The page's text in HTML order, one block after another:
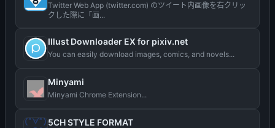
Twitter Web App (twitter.com) のツイート内画像を右クリッ
クした際に「画...
Illust Downloader EX for pixiv.net
You can easily download images, comics, and novels...
Minyami
Minyami Chrome Extension...
5CH STYLE FORMAT